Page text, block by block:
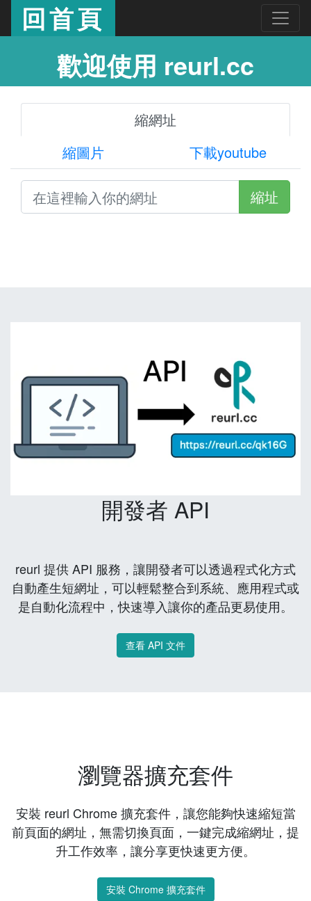
回首頁
歡迎使用 reurl.cc
縮網址
縮圖片
下載youtube
縮址
開發者 API
reurl 提供 API 服務，讓開發者可以透過程式化方式
自動產生短網址，可以輕鬆整合到系統、應用程式或
是自動化流程中，快速導入讓你的產品更易使用。
查看 API 文件
瀏覽器擴充套件
安裝 reurl Chrome 擴充套件，讓您能夠快速縮短當
前頁面的網址，無需切換頁面，一鍵完成縮網址，提
升工作效率，讓分享更快速更方便。
安裝 Chrome 擴充套件